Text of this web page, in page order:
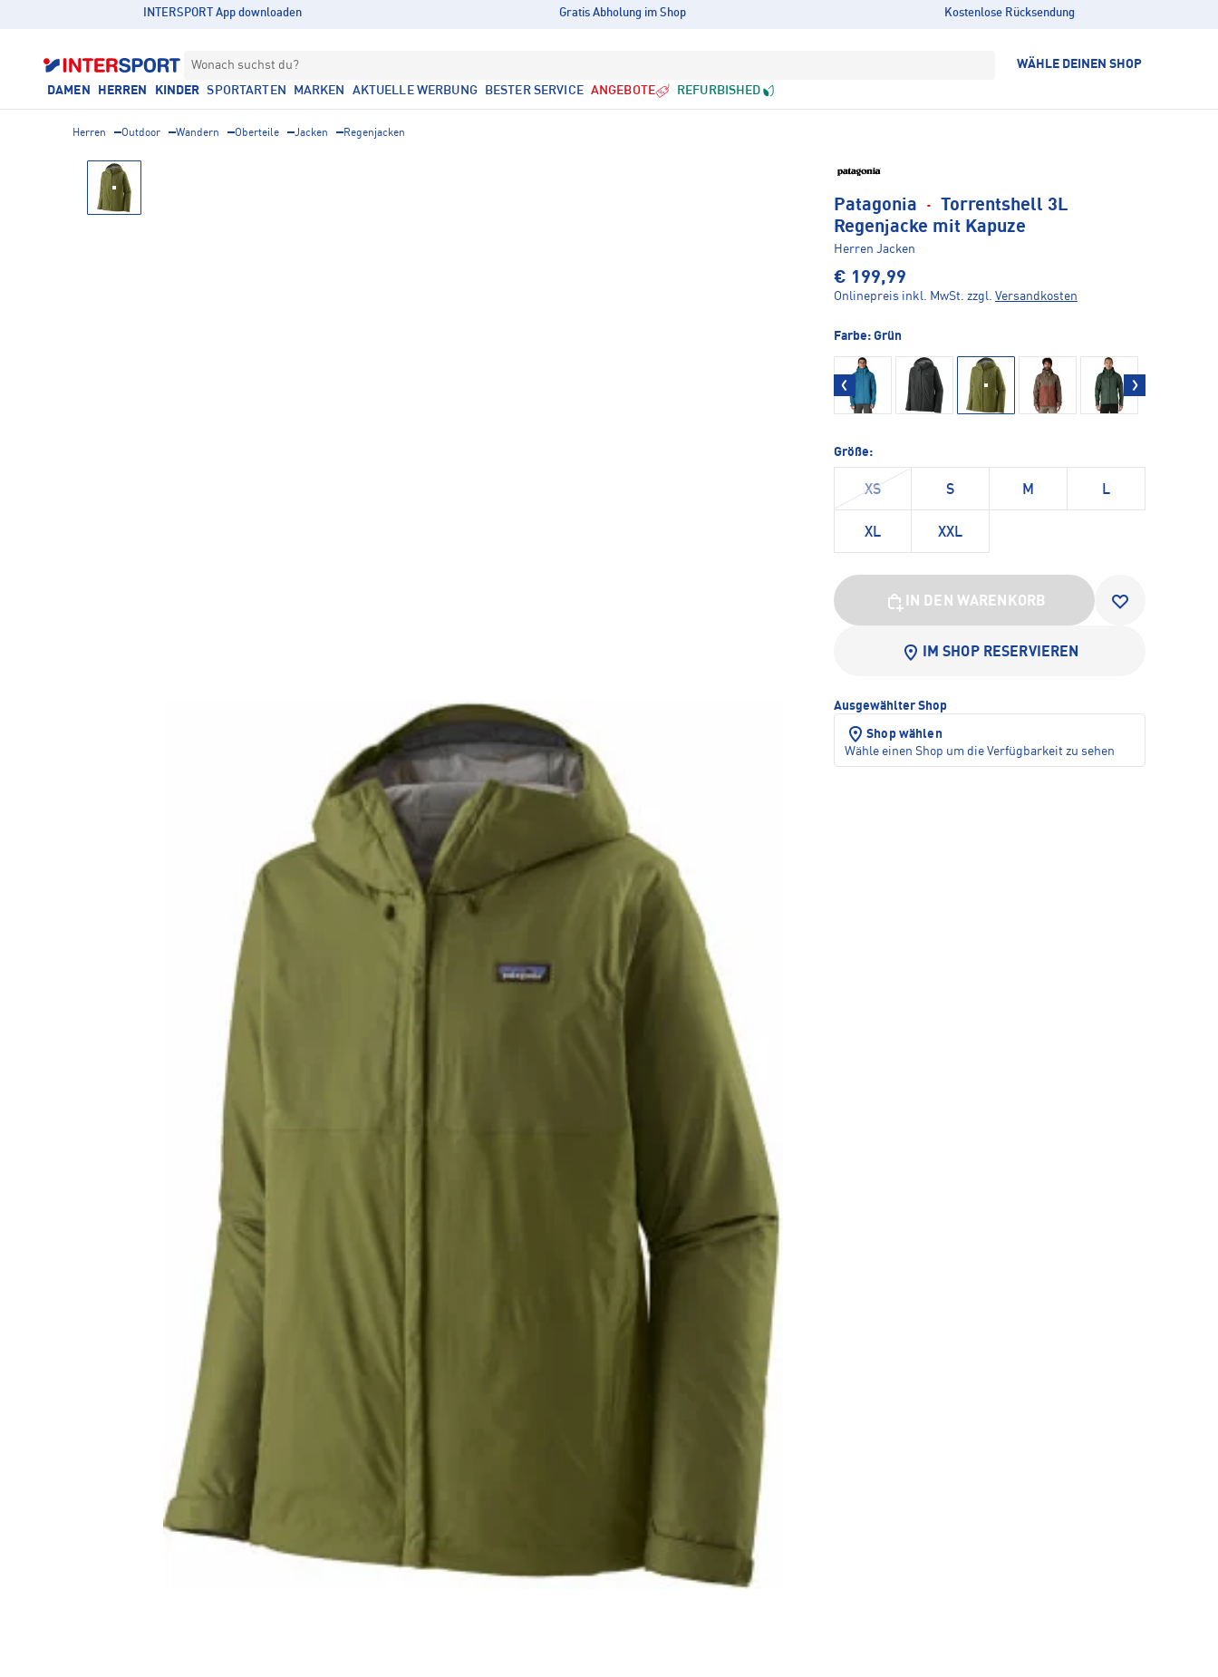
INTERSPORT App downloaden Gratis Abholung im Shop Kostenlose Rücksendung
Wonach suchst du? WÄHLE DEINEN SHOP
DAMEN HERREN KINDER SPORTARTEN MARKEN AKTUELLE WERBUNG BESTER SERVICE ANGEBOTE REFURBISHED
Herren Outdoor Wandern Oberteile Jacken Regenjacken
Patagonia · Torrentshell 3L
Regenjacke mit Kapuze
Herren Jacken
€ 199,99
Onlinepreis inkl. MwSt. zzgl. Versandkosten
Farbe: Grün
Größe:
XS S M L
XL XXL
IN DEN WARENKORB
IM SHOP RESERVIEREN
Ausgewählter Shop
Shop wählen
Wähle einen Shop um die Verfügbarkeit zu sehen